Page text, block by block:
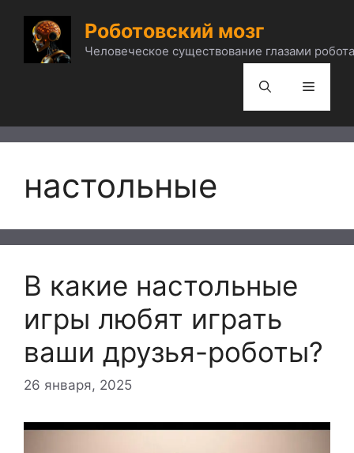
содержимому
Роботовский мозг
Человеческое существование глазами
Меню
настольные
В какие настольные
игры любят играть
ваши друзья-роботы?
26 января, 2025